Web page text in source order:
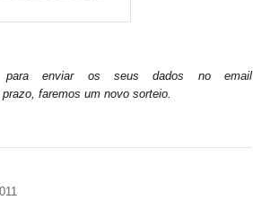
enviar os seus dados no email
faremos um novo sorteio.